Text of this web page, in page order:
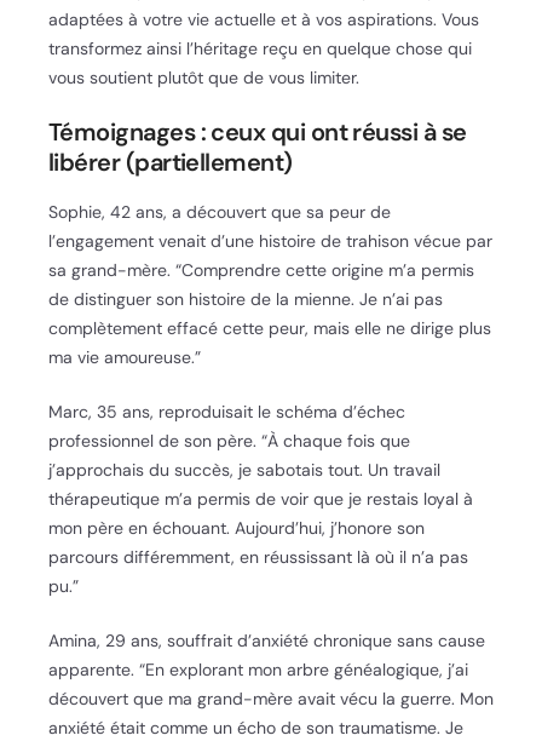
adaptées à votre vie actuelle et à vos aspirations. Vous
transformez ainsi l’héritage reçu en quelque chose qui
vous soutient plutôt que de vous limiter.
Témoignages : ceux qui ont réussi à se
libérer (partiellement)
Sophie, 42 ans, a découvert que sa peur de
l’engagement venait d’une histoire de trahison vécue par
sa grand-mère. “Comprendre cette origine m’a permis
de distinguer son histoire de la mienne. Je n’ai pas
complètement effacé cette peur, mais elle ne dirige plus
ma vie amoureuse.”
Marc, 35 ans, reproduisait le schéma d’échec
professionnel de son père. “À chaque fois que
j’approchais du succès, je sabotais tout. Un travail
thérapeutique m’a permis de voir que je restais loyal à
mon père en échouant. Aujourd’hui, j’honore son
parcours différemment, en réussissant là où il n’a pas
pu.”
Amina, 29 ans, souffrait d’anxiété chronique sans cause
apparente. “En explorant mon arbre généalogique, j’ai
découvert que ma grand-mère avait vécu la guerre. Mon
anxiété était comme un écho de son traumatisme. Je